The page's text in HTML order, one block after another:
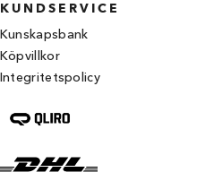
KUNDSERVICE
Kunskapsbank
Köpvillkor
Integritetspolicy